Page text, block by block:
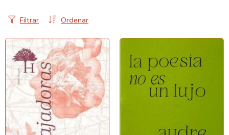
Ordenar
Filtrar